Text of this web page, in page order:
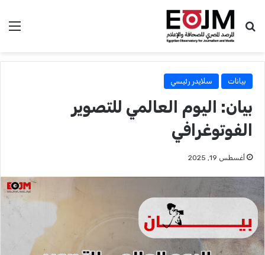
بحث عن
بيانات سلايدر رئيسي
بيان: اليوم العالمي للتصوير
الفوتوغرافي
أغسطس 19, 2025